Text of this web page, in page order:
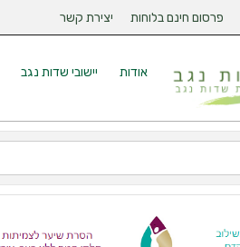
פרסום חינם בלוחות יצירת קשר
יישובי שדות נגב אודות